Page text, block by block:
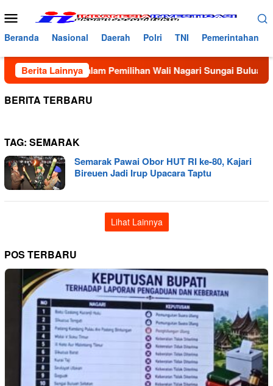
ke
konten
Menu
Mobile
Beranda Nasional Daerah Polri TNI Pemerintahan
Berita Lainnyadalam Pemilihan Wali Nagari Sungai Buluah
BERITA TERBARU
TAG: SEMARAK
Semarak Pawai Obor HUT RI ke-80, Kajari
Bireuen Jadi Irup Upacara Taptu
Lihat Lainnya
POS TERBARU